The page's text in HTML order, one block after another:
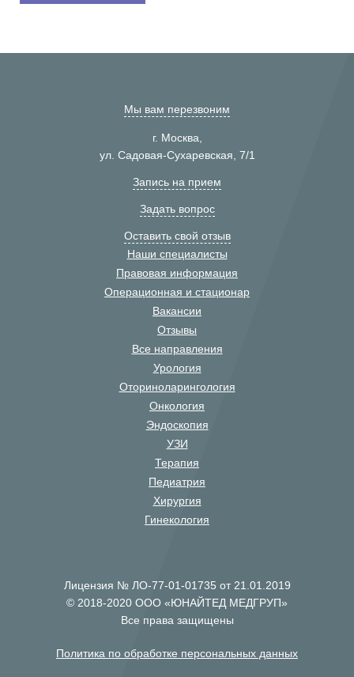
Мы вам перезвоним
г. Москва,
ул. Садовая-Сухаревская, 7/1
Запись на прием
Задать вопрос
Оставить свой отзыв
Наши специалисты
Правовая информация
Операционная и стационар
Вакансии
Отзывы
Все направления
Урология
Оториноларингология
Онкология
Эндоскопия
УЗИ
Терапия
Педиатрия
Хирургия
Гинекология
Лицензия № ЛО-77-01-01735 от 21.01.2019
© 2018-2020 ООО «ЮНАЙТЕД МЕДГРУП»
Все права защищены
Политика по обработке персональных данных